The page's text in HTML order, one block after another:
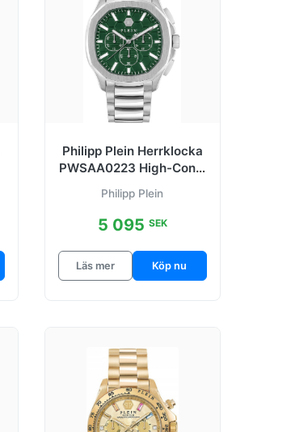
Philipp Plein Herrklocka
PWSAA0223 High-Conic
Philipp Plein
5 095 SEK
Läs mer Köp nu